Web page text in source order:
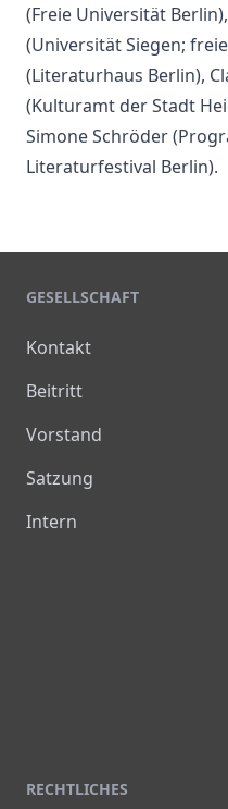
(Freie Universität
(Universität Siegen;
(Literaturhaus Berlin),
(Kulturamt der Stadt
Simone Schröder
Literaturfestival Berlin).
GESELLSCHAFT
Kontakt
Beitritt
Vorstand
Satzung
Intern
RECHTLICHES